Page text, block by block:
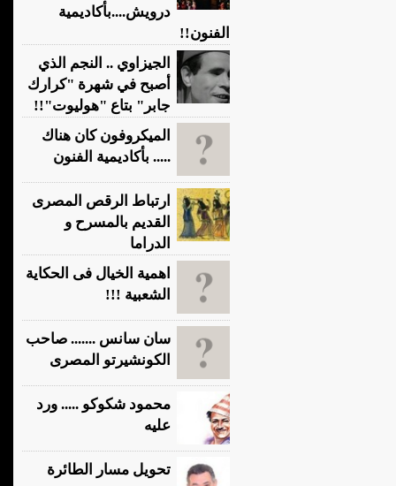
درويش....بأكاديمية
الفنون!!
الجيزاوي .. النجم الذي
أصبح في شهرة "كرارك
جابر" بتاع "هوليوت"!!
الميكروفون كان هناك
..... بأكاديمية الفنون
ارتباط الرقص المصرى
القديم بالمسرح و
الدراما
اهمية الخيال فى الحكاية
الشعبية !!!
سان سانس ....... صاحب
الكونشيرتو المصرى
محمود شكوكو ..... ورد
عليه
تحويل مسار الطائرة